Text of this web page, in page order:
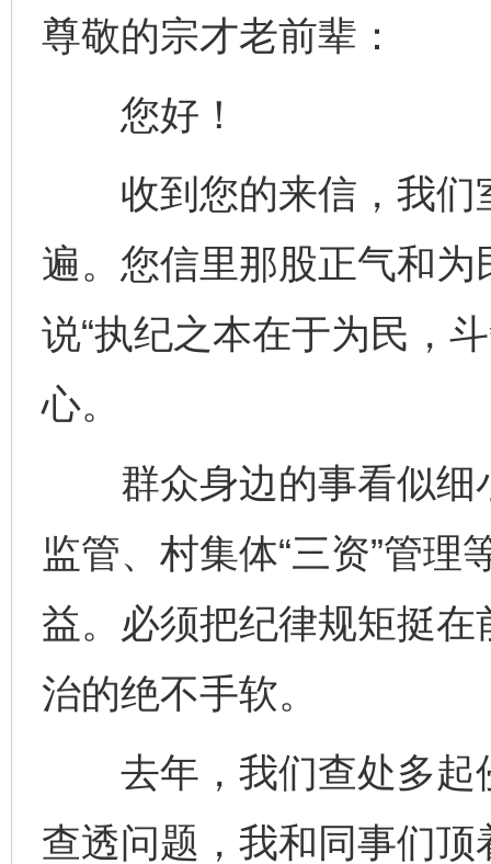
尊敬的宗才老前辈：
您好！
收到您的来信，我们
遍。您信里那股正气和
说“执纪之本在于为民，
心。
群众身边的事看似细
监管、村集体“三资”管
益。必须把纪律规矩挺
治的绝不手软。
去年，我们查处多起
查透问题，我和同事们